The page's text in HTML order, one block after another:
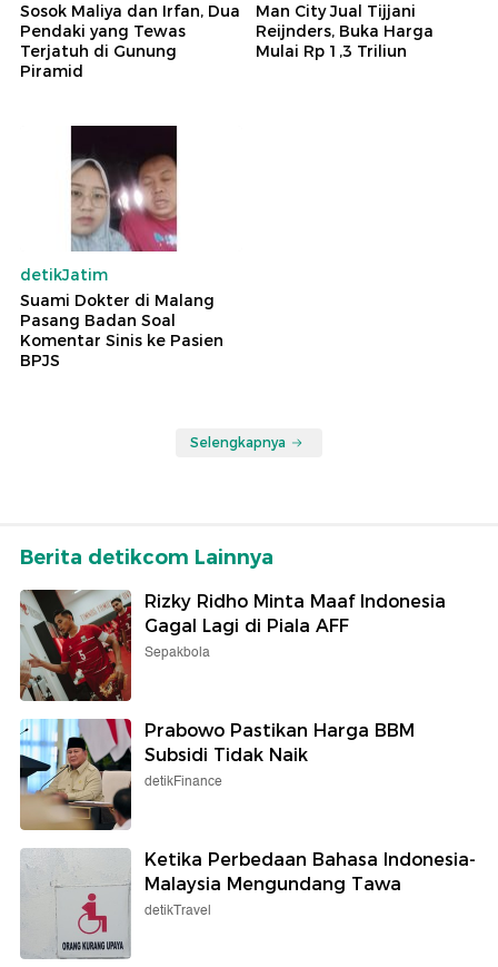
Sosok Maliya dan Irfan, Dua
Pendaki yang Tewas
Terjatuh di Gunung
Piramid
Man City Jual Tijjani
Reijnders, Buka Harga
Mulai Rp 1,3 Triliun
detikJatim
Suami Dokter di Malang
Pasang Badan Soal
Komentar Sinis ke Pasien
BPJS
Selengkapnya
Berita detikcom Lainnya
Rizky Ridho Minta Maaf Indonesia
Gagal Lagi di Piala AFF
Sepakbola
Prabowo Pastikan Harga BBM
Subsidi Tidak Naik
detikFinance
Ketika Perbedaan Bahasa Indonesia-
Malaysia Mengundang Tawa
detikTravel